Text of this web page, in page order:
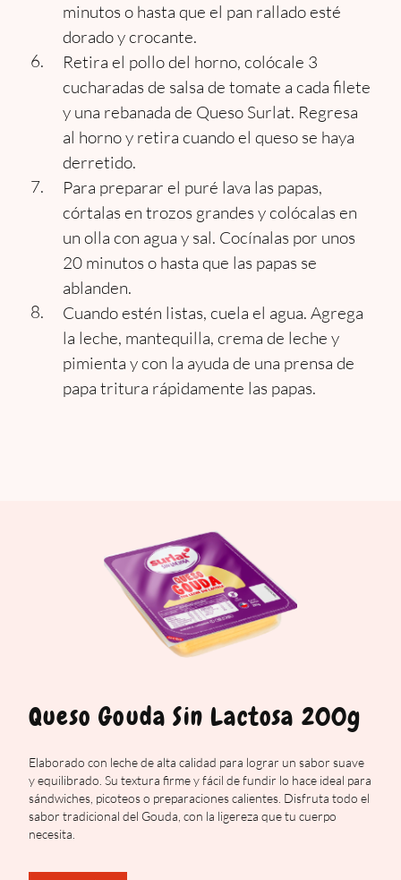
minutos o hasta que el pan rallado esté
dorado y crocante.
Retira el pollo del horno, colócale 3
cucharadas de salsa de tomate a cada filete
y una rebanada de Queso Surlat. Regresa
al horno y retira cuando el queso se haya
derretido.
Para preparar el puré lava las papas,
córtalas en trozos grandes y colócalas en
un olla con agua y sal. Cocínalas por unos
20 minutos o hasta que las papas se
ablanden.
Cuando estén listas, cuela el agua. Agrega
la leche, mantequilla, crema de leche y
pimienta y con la ayuda de una prensa de
papa tritura rápidamente las papas.
Queso Gouda Sin Lactosa 200g
Elaborado con leche de alta calidad para lograr un sabor suave
y equilibrado. Su textura firme y fácil de fundir lo hace ideal para
sándwiches, picoteos o preparaciones calientes. Disfruta todo el
sabor tradicional del Gouda, con la ligereza que tu cuerpo
necesita.